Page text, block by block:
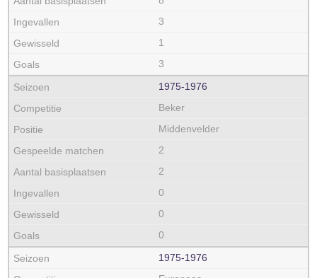
3
1
3
1975‑1976
Beker
Middenvelder
2
2
0
0
0
1975‑1976